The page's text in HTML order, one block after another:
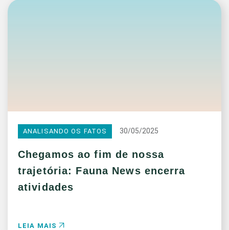
ANALISANDO OS FATOS 30/05/2025
Chegamos ao fim de nossa
trajetória: Fauna News encerra
atividades
LEIA MAIS